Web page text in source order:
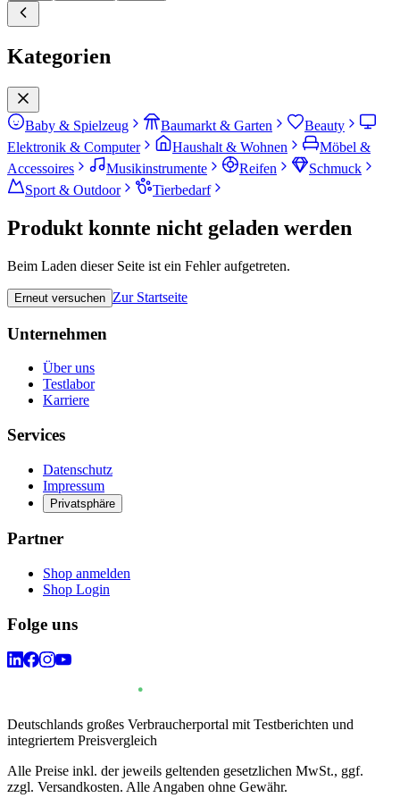
Kategorien
Baby & Spielzeug Baumarkt & Garten
Beauty
Elektronik & Computer
Haushalt & Wohnen
Möbel &
Accessoires
Musikinstrumente Reifen
Schmuck
Sport & Outdoor
Tierbedarf
Produkt konnte nicht geladen werden
Beim Laden dieser Seite ist ein Fehler aufgetreten.
Erneut versuchen Zur Startseite
Unternehmen
Über uns
Testlabor
Karriere
Services
Datenschutz
Impressum
Privatsphäre
Partner
Shop anmelden
Shop Login
Folge uns
Deutschlands großes Verbraucherportal mit Testberichten und
integriertem Preisvergleich
Alle Preise inkl. der jeweils geltenden gesetzlichen MwSt., ggf.
zzgl. Versandkosten. Alle Angaben ohne Gewähr.